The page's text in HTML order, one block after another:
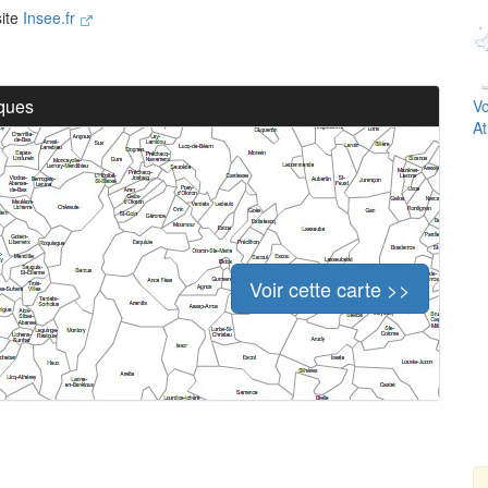
Insee.fr
Voir cette carte >>